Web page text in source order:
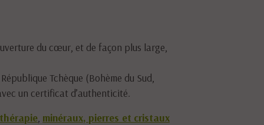
du cœur, et de façon plus large,
Tchèque (Bohème du Sud,
un certificat d’authenticité.
minéraux, pierres et cristaux